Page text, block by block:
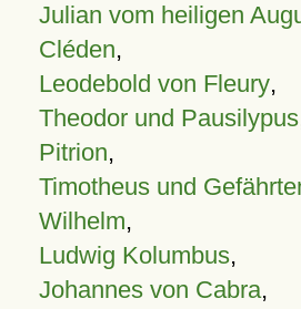
Julian vom heiligen
Cléden,
Leodebold von Fleury,
Theodor und Pausilypus
Pitrion,
Timotheus und
Wilhelm,
Ludwig Kolumbus,
Johannes von Cabra,